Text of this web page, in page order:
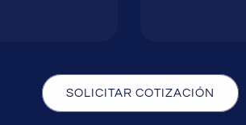
SOLICITAR COTIZACIÓN